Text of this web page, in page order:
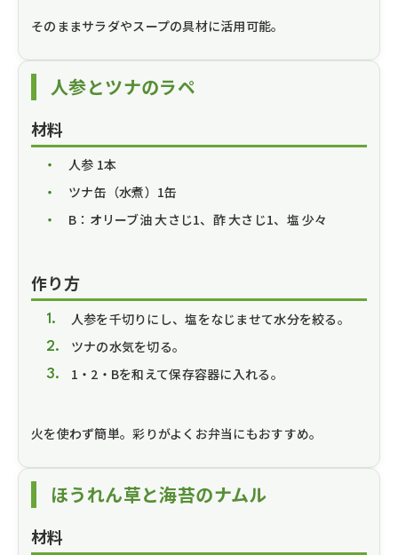
そのままサラダやスープの具材に活用可能。
人参とツナのラペ
材料
人参 1本
ツナ缶（水煮）1缶
B：オリーブ油 大さじ1、酢 大さじ1、塩 少々
作り方
人参を千切りにし、塩をなじませて水分を絞る。
ツナの水気を切る。
1・2・Bを和えて保存容器に入れる。
火を使わず簡単。彩りがよくお弁当にもおすすめ。
ほうれん草と海苔のナムル
材料